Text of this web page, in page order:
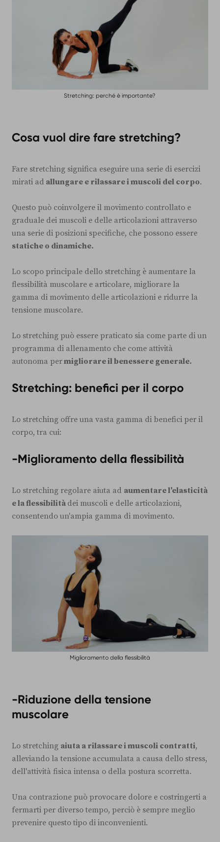
Stretching: perché è importante?
Cosa vuol dire fare stretching?
Fare stretching significa eseguire una serie di esercizi
mirati ad allungare e rilassare i muscoli del corpo.
Questo può coinvolgere il movimento controllato e
graduale dei muscoli e delle articolazioni attraverso
una serie di posizioni specifiche, che possono essere
statiche o dinamiche.
Lo scopo principale dello stretching è aumentare la
flessibilità muscolare e articolare, migliorare la
gamma di movimento delle articolazioni e ridurre la
tensione muscolare.
Lo stretching può essere praticato sia come parte di un
programma di allenamento che come attività
autonoma permigliorare il benessere generale.
Stretching: benefici per il corpo
Lo stretching offre una vasta gamma di benefici per il
corpo, tra cui:
-Miglioramento della flessibilità
Lo stretching regolare aiuta ad aumentare l'elasticità
e la flessibilità dei muscoli e delle articolazioni,
consentendo un'ampia gamma di movimento.
Miglioramento della flessibilità
-Riduzione della tensione
muscolare
Lo stretching aiuta a rilassare i muscoli contratti,
alleviando la tensione accumulata a causa dello stress,
dell'attività fisica intensa o della postura scorretta.
Una contrazione può provocare dolore e costringerti a
fermarti per diverso tempo, perciò è sempre meglio
prevenire questo tipo di inconvenienti.